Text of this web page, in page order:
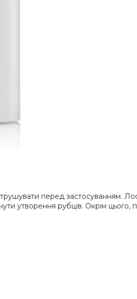
перед застосуванням.
утворення рубців. Окрім цього,